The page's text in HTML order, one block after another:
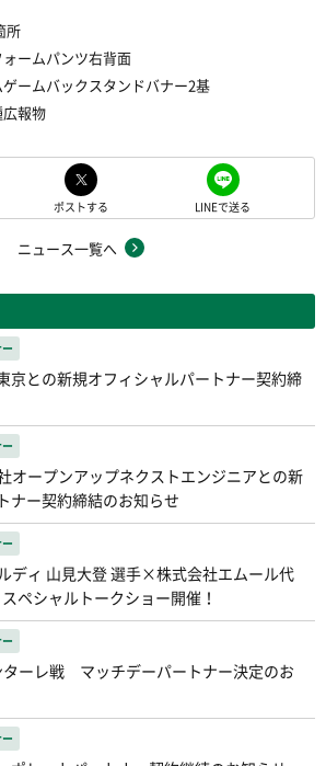
所
ームパンツ右背面
ームバックスタンドバナー2基
広報物
ポストする LINEで送る
ニュース一覧へ
京との新規オフィシャルパートナー契約締
オープンアップネクストエンジニアとの新
ナー契約締結のお知らせ
ディ 山見大登 選手×株式会社エムール代
ペシャルトークショー開催！
ーレ戦 マッチデーパートナー決定のお